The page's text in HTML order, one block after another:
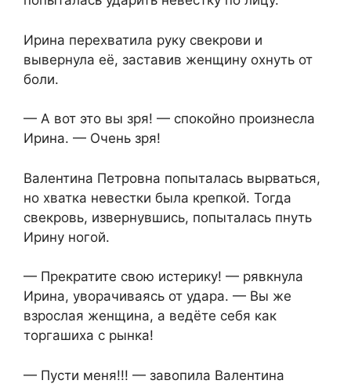
Ирина перехватила руку свекрови и
вывернула её, заставив женщину охнуть от
боли.
— А вот это вы зря! — спокойно произнесла
Ирина. — Очень зря!
Валентина Петровна попыталась вырваться,
но хватка невестки была крепкой. Тогда
свекровь, извернувшись, попыталась пнуть
Ирину ногой.
— Прекратите свою истерику! — рявкнула
Ирина, уворачиваясь от удара. — Вы же
взрослая женщина, а ведёте себя как
торгашиха с рынка!
— Пусти меня!!! — завопила Валентина